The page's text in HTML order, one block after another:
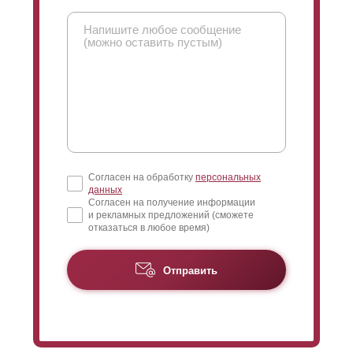
Согласен на обработку персональных
данных
Согласен на получение информации
и рекламных предложений (сможете
отказаться в любое время)
Отправить